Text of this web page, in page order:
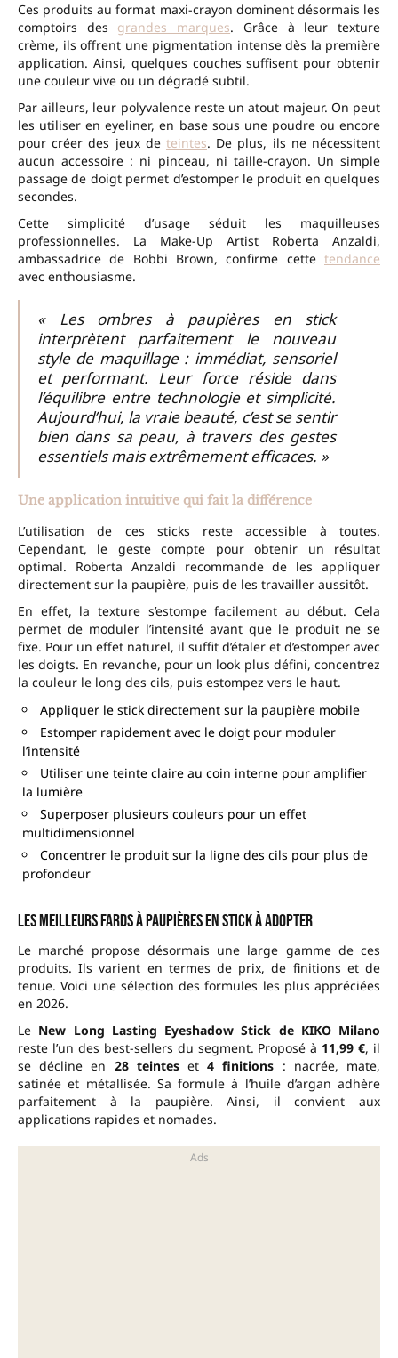
Ces produits au format maxi-crayon dominent désormais les
comptoirs des grandes marques. Grâce à leur texture
crème, ils offrent une pigmentation intense dès la première
application. Ainsi, quelques couches suffisent pour obtenir
une couleur vive ou un dégradé subtil.
Par ailleurs, leur polyvalence reste un atout majeur. On peut
les utiliser en eyeliner, en base sous une poudre ou encore
pour créer des jeux de teintes. De plus, ils ne nécessitent
aucun accessoire : ni pinceau, ni taille-crayon. Un simple
passage de doigt permet d’estomper le produit en quelques
secondes.
Cette simplicité d’usage séduit les maquilleuses
professionnelles. La Make-Up Artist Roberta Anzaldi,
ambassadrice de Bobbi Brown, confirme cette tendance
avec enthousiasme.
« Les ombres à paupières en stick
interprètent parfaitement le nouveau
style de maquillage : immédiat, sensoriel
et performant. Leur force réside dans
l’équilibre entre technologie et simplicité.
Aujourd’hui, la vraie beauté, c’est se sentir
bien dans sa peau, à travers des gestes
essentiels mais extrêmement efficaces. »
Une application intuitive qui fait la différence
L’utilisation de ces sticks reste accessible à toutes.
Cependant, le geste compte pour obtenir un résultat
optimal. Roberta Anzaldi recommande de les appliquer
directement sur la paupière, puis de les travailler aussitôt.
En effet, la texture s’estompe facilement au début. Cela
permet de moduler l’intensité avant que le produit ne se
fixe. Pour un effet naturel, il suffit d’étaler et d’estomper avec
les doigts. En revanche, pour un look plus défini, concentrez
la couleur le long des cils, puis estompez vers le haut.
Appliquer le stick directement sur la paupière mobile
Estomper rapidement avec le doigt pour moduler
l’intensité
Utiliser une teinte claire au coin interne pour amplifier
la lumière
Superposer plusieurs couleurs pour un effet
multidimensionnel
Concentrer le produit sur la ligne des cils pour plus de
profondeur
Les meilleurs fards à paupières en stick à adopter
Le marché propose désormais une large gamme de ces
produits. Ils varient en termes de prix, de finitions et de
tenue. Voici une sélection des formules les plus appréciées
en 2026.
Le New Long Lasting Eyeshadow Stick de KIKO Milano
reste l’un des best-sellers du segment. Proposé à 11,99 €, il
se décline en 28 teinteset4 finitions : nacrée, mate,
satinée et métallisée. Sa formule à l’huile d’argan adhère
parfaitement à la paupière. Ainsi, il convient aux
applications rapides et nomades.